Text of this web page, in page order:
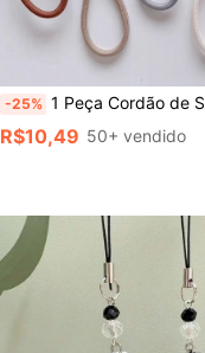
-25% 1 Peça Cordão de Segurança Ajustável Anti Perda para Celular, Suporte de Pulso, Cordão Trançado, Acessório de Segurança para a Maioria dos Smartphones Android, Essencial para Viagens,
R$10,49 50+ vendido